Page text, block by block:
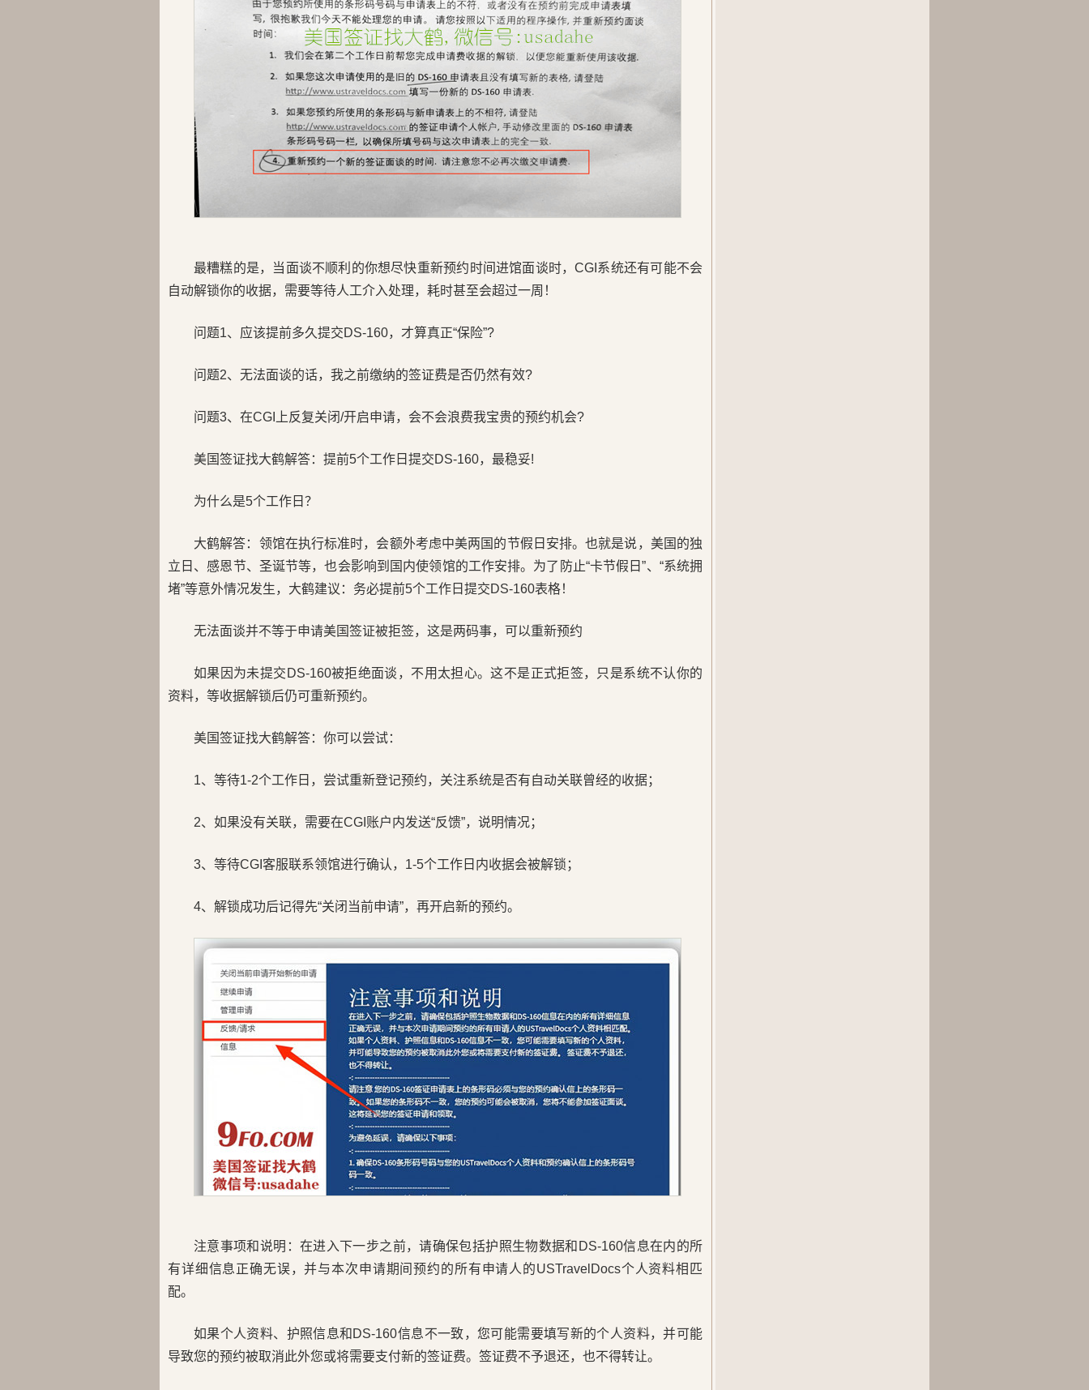
最糟糕的是，当面谈不顺利的你想尽快重新预约时间进馆面谈时，CGI系统还有可能不会
自动解锁你的收据，需要等待人工介入处理，耗时甚至会超过一周！
问题1、应该提前多久提交DS-160，才算真正“保险”?
问题2、无法面谈的话，我之前缴纳的签证费是否仍然有效?
问题3、在CGI上反复关闭/开启申请，会不会浪费我宝贵的预约机会?
美国签证找大鹤解答：提前5个工作日提交DS-160，最稳妥!
为什么是5个工作日？
大鹤解答：领馆在执行标准时，会额外考虑中美两国的节假日安排。也就是说，美国的独
立日、感恩节、圣诞节等，也会影响到国内使领馆的工作安排。为了防止“卡节假日”、“系统拥
堵”等意外情况发生，大鹤建议：务必提前5个工作日提交DS-160表格！
无法面谈并不等于申请美国签证被拒签，这是两码事，可以重新预约
如果因为未提交DS-160被拒绝面谈，不用太担心。这不是正式拒签，只是系统不认你的
资料，等收据解锁后仍可重新预约。
美国签证找大鹤解答：你可以尝试：
1、等待1-2个工作日，尝试重新登记预约，关注系统是否有自动关联曾经的收据；
2、如果没有关联，需要在CGI账户内发送“反馈”，说明情况；
3、等待CGI客服联系领馆进行确认，1-5个工作日内收据会被解锁；
4、解锁成功后记得先“关闭当前申请”，再开启新的预约。
注意事项和说明： 在进入下一步之前，请确保包括护照生物数据和DS-160信息在内的所
有详细信息正确无误，并与本次申请期间预约的所有申请人的USTravelDocs个人资料相匹
配。
如果个人资料、护照信息和DS-160信息不一致，您可能需要填写新的个人资料，并可能
导致您的预约被取消此外您或将需要支付新的签证费。签证费不予退还，也不得转让。